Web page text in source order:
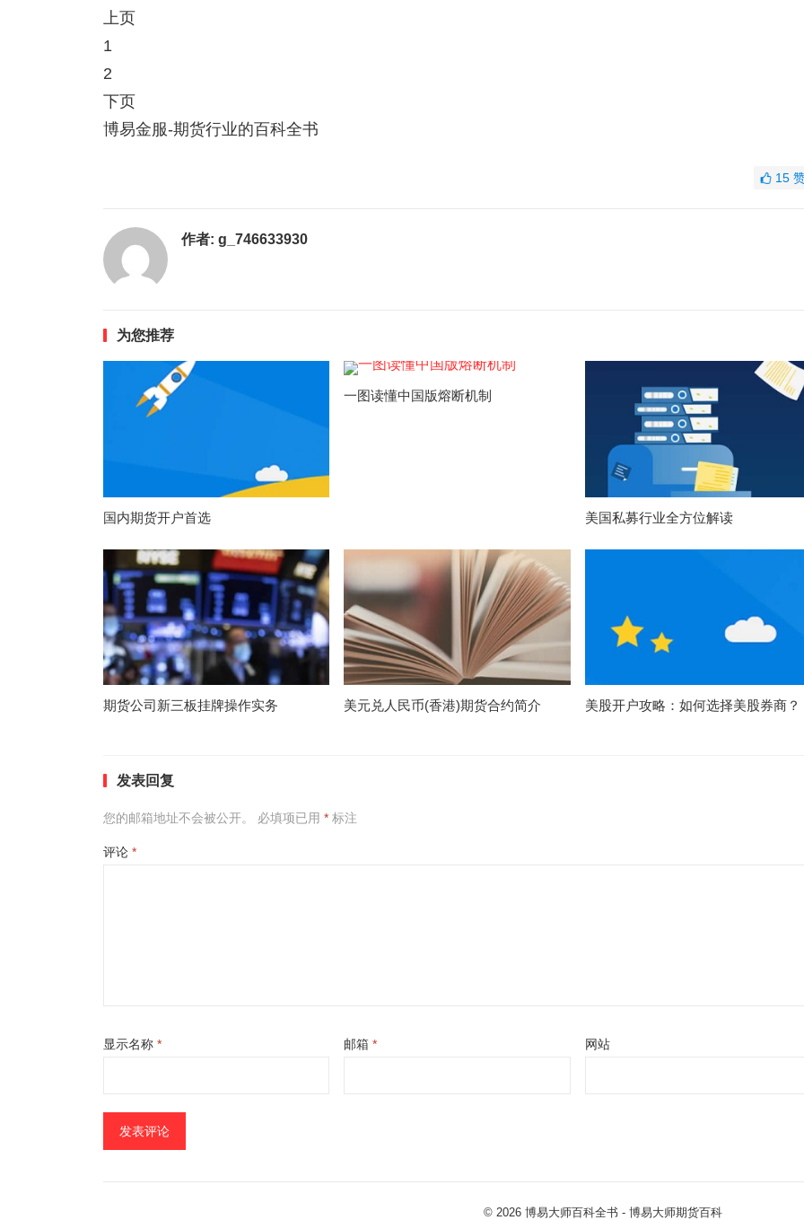
上页
1
2
下页
博易金服-期货行业的百科全书
15
作者: g_746633930
为您推荐
国内期货开户首选
一图读懂中国版熔断机制
美国私募行业全方位解读
期货公司新三板挂牌操作实务 美元兑人民币(香港)期货合约简介 美股开户攻略：如何选择美股券商？
发表回复
您的邮箱地址不会被公开。 必填项已用 *标注
评论 *
显示名称 * 邮箱* 网站
© 2026 博易大师百科全书 - 博易大师期货百科